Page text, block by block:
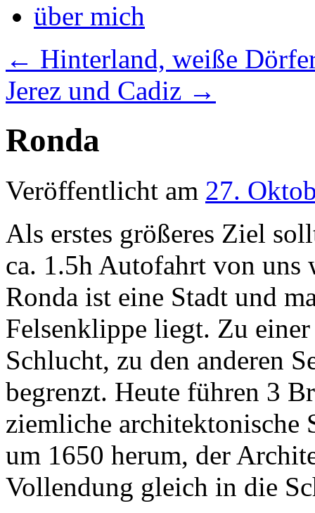
über mich
← Hinterland, weiße
Jerez und Cadiz →
Ronda
Veröffentlicht am 27.
Als erstes größeres Ziel
ca. 1.5h Autofahrt von uns
Ronda ist eine Stadt und
Felsenklippe liegt. Zu
Schlucht, zu den anderen
begrenzt. Heute führen 3
ziemliche architektonische
um 1650 herum, der
Vollendung gleich in die